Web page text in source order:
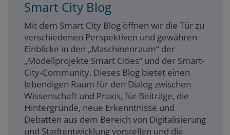
Smart City Blog
Mit dem Smart City Blog öffnen wir die Tür zu
verschiedenen Perspektiven und gewähren
Einblicke in den „Maschinenraum“ der
„Modellprojekte Smart Cities“ und der Smart-
City-Community. Dieses Blog bietet einen
lebendigen Raum für den Dialog zwischen
Wissenschaft und Praxis, für Beiträge, die
Hintergründe, neue Erkenntnisse und
Debatten aus dem Bereich von Digitalisierung
und Stadtentwicklung vorstellen und die